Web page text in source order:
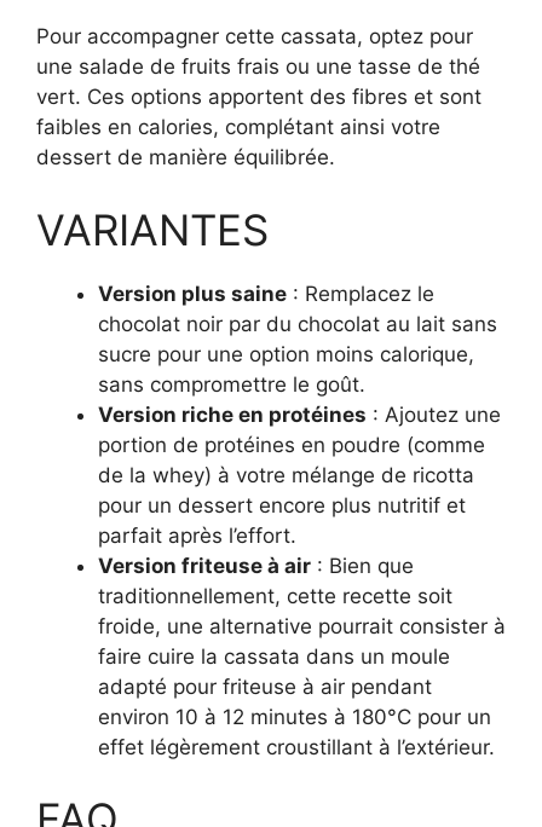
Pour accompagner cette cassata, optez pour
une salade de fruits frais ou une tasse de thé
vert. Ces options apportent des fibres et sont
faibles en calories, complétant ainsi votre
dessert de manière équilibrée.
VARIANTES
Version plus saine : Remplacez le
chocolat noir par du chocolat au lait sans
sucre pour une option moins calorique,
sans compromettre le goût.
Version riche en protéines : Ajoutez une
portion de protéines en poudre (comme
de la whey) à votre mélange de ricotta
pour un dessert encore plus nutritif et
parfait après l’effort.
Version friteuse à air : Bien que
traditionnellement, cette recette soit
froide, une alternative pourrait consister à
faire cuire la cassata dans un moule
adapté pour friteuse à air pendant
environ 10 à 12 minutes à 180°C pour un
effet légèrement croustillant à l’extérieur.